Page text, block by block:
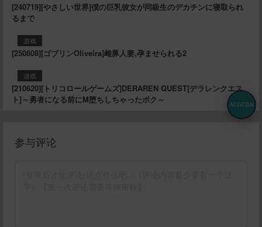
[240719][やさしい世界]僕の巨乳彼女が同級生のデカチンに寝取られ
るまで
游戏
[250808][ゴブリンOliveira]雌豚人妻,孕ませられる2
游戏
[210620][トリコロールゲームズ]DERAREN QUEST[デラレンクエス
ト]～勇者になる前にM堕ちしちゃったボク～
参与评论
ACGCBK